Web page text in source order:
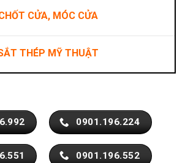
CỬA, MÓC CỬA
THÉP MỸ THUẬT
0901.196.224
0901.196.552